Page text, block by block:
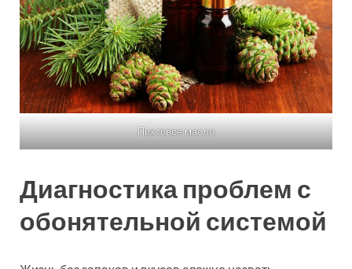
Пихтовое масло
Диагностика проблем с
обонятельной системой